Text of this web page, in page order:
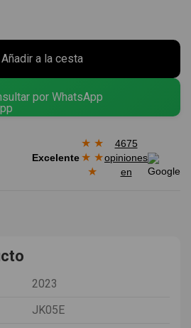
Añadir a la cesta
por WhatsApp
Excelente
★ ★
★ ★
★
4675
opiniones
en
2023
JK05E